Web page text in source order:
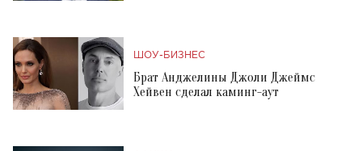
ШОУ-БИЗНЕС
Брат Анджелины Джоли Джеймс
Хейвен сделал каминг-аут